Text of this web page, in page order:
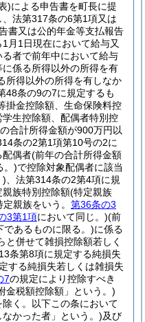
)による申告書を町長に提
、法第317条の6第1項又は
書又は公的年金等支払報告
月1日現在において給与又
者で前年中において給与
係る所得以外の所得を有
所得以外の所得を有しなか
48条の9の7に規定するも
掛金控除額、生命保険料控
生控除額、配偶者特別控
合計所得金額が900万円以
条の2第1項第10号の2に
配偶者(前年の合計所得金額
。)で控除対象配偶者に該当
) 、法第314条の2第4項に規
族特別控除額(特定親族
親族をいう。 第36条の3
3第1項において同じ。)(前
あるものに限る。)に係る
と併せて雑損控除額若しく
条第8項に規定する純損失
する純損失若しくは雑損失
7の規定により控除すべき
金税額控除額」という。)
く。以下この条において
なかった者」という。)及び